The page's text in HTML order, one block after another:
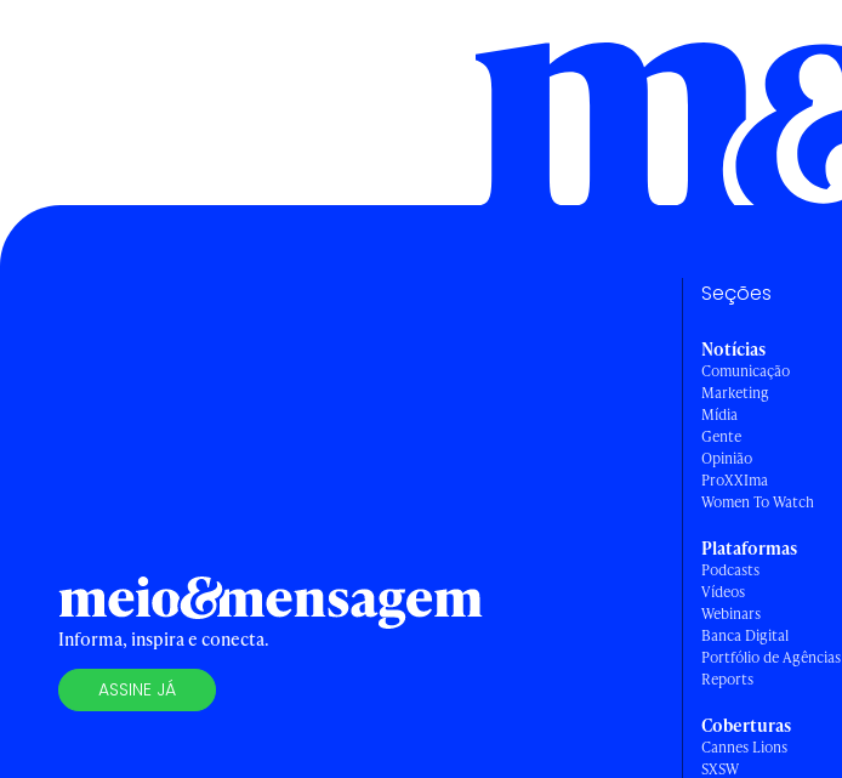
Informa, inspira e conecta.
ASSINE JÁ
Seções
Notícias
Comunicação
Marketing
Mídia
Gente
Opinião
ProXXIma
Women To Watch
Plataformas
Podcasts
Vídeos
Webinars
Banca Digital
Portfólio de Agências
Reports
Coberturas
Cannes Lions
SXSW